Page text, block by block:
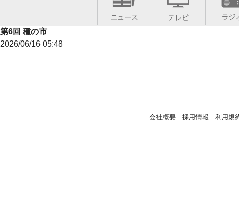
第6回 種の市
2026/06/16 05:48
会社概要｜ 採用情報 ｜ 利用規